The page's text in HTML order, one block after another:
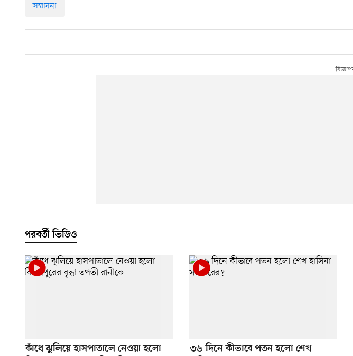
সম্মাননা
পরবর্তী ভিডিও
কাঁধে ঝুলিয়ে হাসপাতালে নেওয়া হলো
৩৬ দিনে কীভাবে পতন হলো শেখ